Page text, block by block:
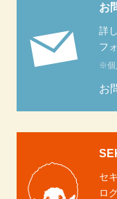
お
詳
フ
※個
お
セ
ロ